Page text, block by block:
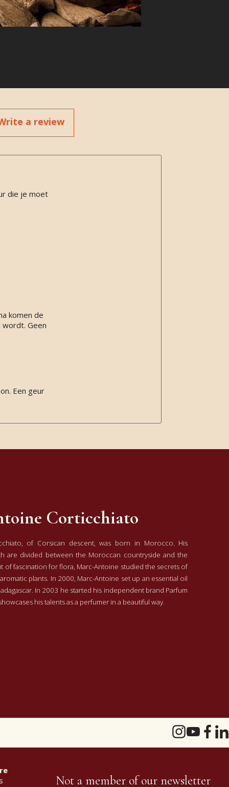
a review
die je moet
komen de
Geen
Een geur
Corticchiato
of Corsican descent, was born in Morocco. His
are divided between the Moroccan countryside and the
of fascination for flora, Marc-Antoine studied the secrets of
plants. In 2000, Marc-Antoine set up an essential oil
In 2003 he started his independent brand Parfum
his talents as a perfumer in a beautiful way.
Not a member of our newsletter